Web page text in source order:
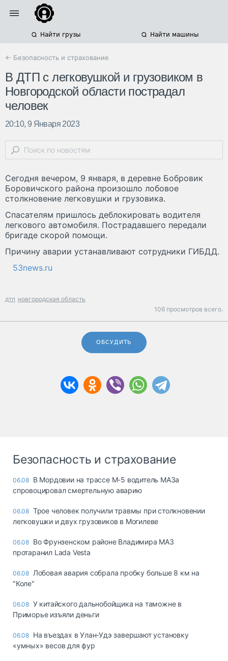
Найти грузы Найти машины
← Безопасность и страхование
В ДТП с легковушкой и грузовиком в
Новгородской области пострадал
человек
20:10, 9 Января 2023
Сегодня вечером, 9 января, в деревне Бобровик
Боровичского района произошло лобовое
столкновение легковушки и грузовика.
Спасателям пришлось деблокировать водителя
легкового автомобиля. Пострадавшего передали
бригаде скорой помощи.
Причину аварии устанавливают сотрудники ГИБДД.
53news.ru
дтп новгородская область
106 просмотров всего.
ОБСУДИТЬ
Безопасность и страхование
06.08 В Мордовии на трассе М-5 водитель МАЗа
спровоцировал смертельную аварию
06.08 Трое человек получили травмы при столкновении
легковушки и двух грузовиков в Могилеве
06.08 Во Фрунзенском районе Владимира МАЗ
протаранил Lada Vesta
06.08 Лобовая авария собрала пробку больше 8 км на
"Коле"
06.08 У китайского дальнобойщика на таможне в
Приморье изъяли деньги
06.08 Ha въeздax в Улaн-Удэ зaвepшaют ycтaнoвкy
«yмныx» вecoв для фyp